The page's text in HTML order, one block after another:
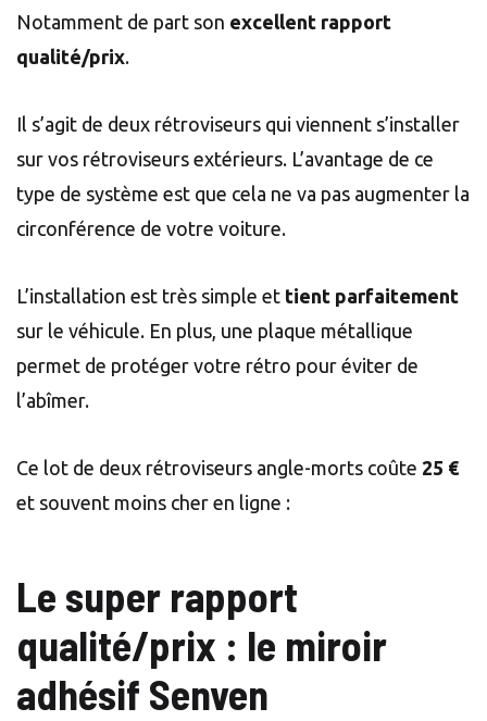
Notamment de part son excellent rapport
qualité/prix.
Il s’agit de deux rétroviseurs qui viennent s’installer
sur vos rétroviseurs extérieurs. L’avantage de ce
type de système est que cela ne va pas augmenter la
circonférence de votre voiture.
L’installation est très simple et tient parfaitement
sur le véhicule. En plus, une plaque métallique
permet de protéger votre rétro pour éviter de
l’abîmer.
Ce lot de deux rétroviseurs angle-morts coûte 25 €
et souvent moins cher en ligne :
Le super rapport
qualité/prix : le miroir
adhésif Senven